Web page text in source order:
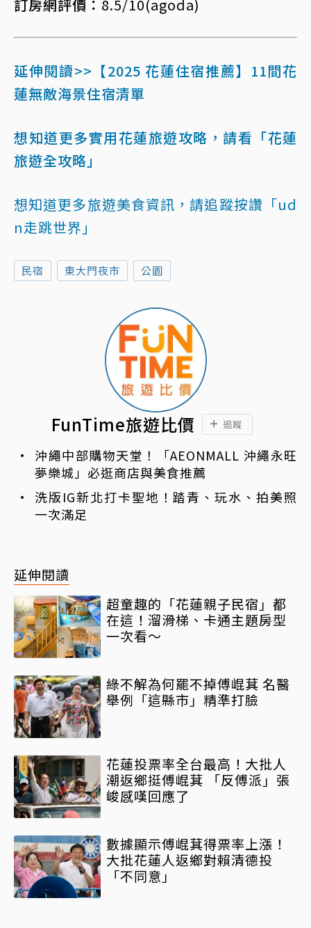
訂房網評價： 8.5/10(agoda)
延伸閱讀>>【2025 花蓮住宿推薦】11間花
蓮無敵海景住宿清單
想知道更多實用花蓮旅遊攻略，請看「花蓮
旅遊全攻略」
想知道更多旅遊美食資訊，請追蹤按讚「ud
n走跳世界」
民宿 東大門夜市 公園
FunTime旅遊比價 追蹤
沖繩中部購物天堂！「AEONMALL 沖繩永旺
夢樂城」必逛商店與美食推薦
洗版IG新北打卡聖地！踏青、玩水、拍美照
一次滿足
延伸閱讀
超童趣的「花蓮親子民宿」都
在這！溜滑梯、卡通主題房型
一次看～
綠不解為何罷不掉傅崐萁 名醫
舉例「這縣市」精準打臉
花蓮投票率全台最高！大批人
潮返鄉挺傅崐萁 「反傅派」張
峻感嘆回應了
數據顯示傅崐萁得票率上漲！
大批花蓮人返鄉對賴清德投
「不同意」